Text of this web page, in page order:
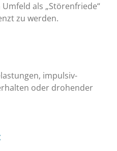
als „Störenfriede“
zu werden.
impulsiv-
oder drohender